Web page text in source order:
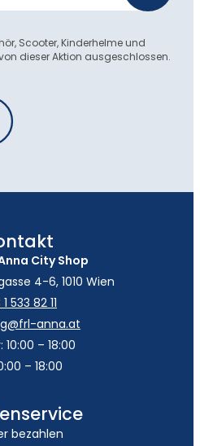
Scooter, Kinderhelme und
dieser Aktion ausgeschlossen.
City Shop
4-6, 1010 Wien
533 82 11
anna.at
10:00 – 18:00
– 18:00
bezahlen